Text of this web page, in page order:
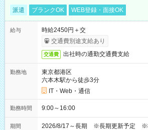
派遣 ブランクOK WEB登録・面接OK
給与
時給2450円＋交
交通費別途支給あり
交通費 出社時の通勤交通費支給
勤務地
東京都港区
六本木駅から徒歩3分
IT・Web・通信
勤務時間 9:00～16:00
期間 2026/8/17～長期 ※長期更新予定 ※8